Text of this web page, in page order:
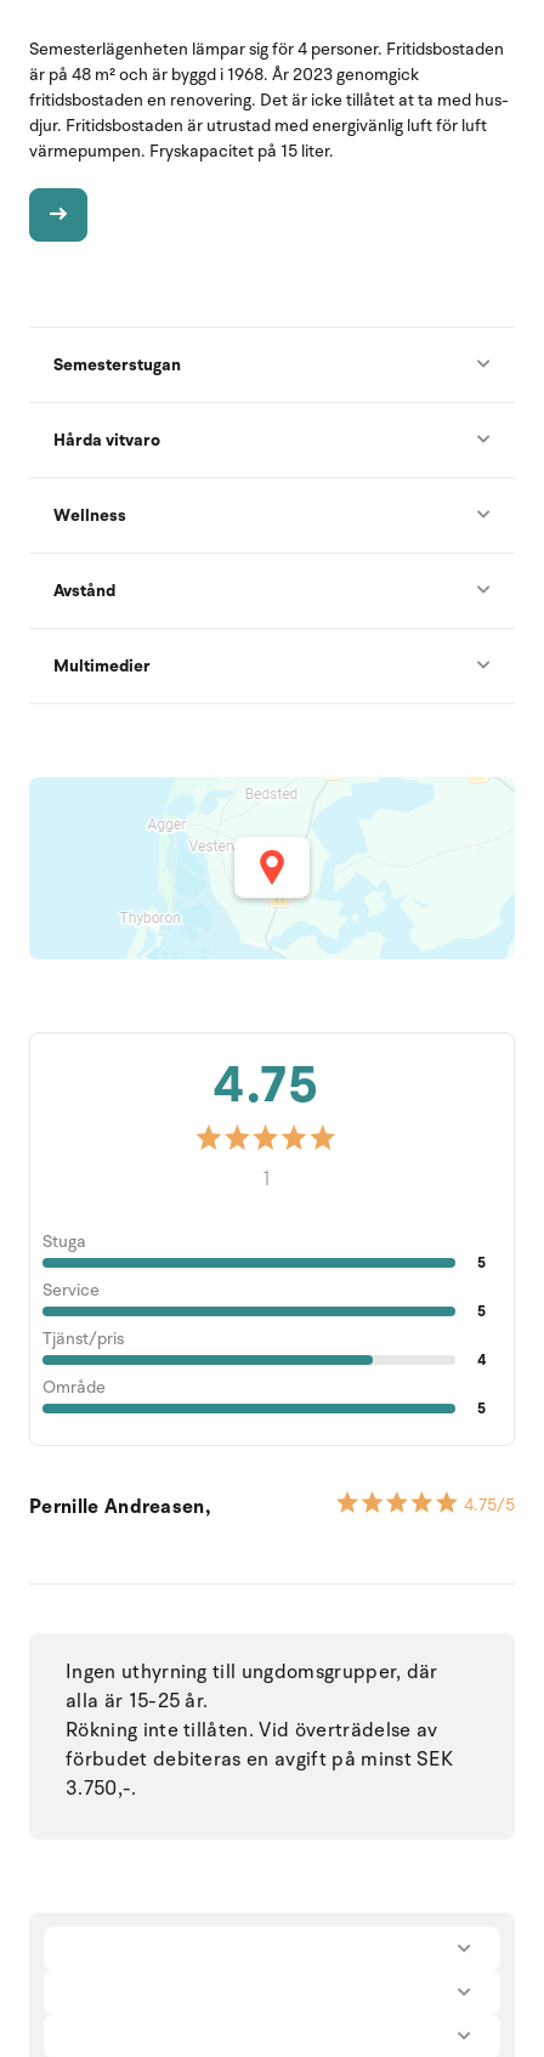
Semesterlägenheten lämpar sig för 4 personer. Fritidsbostaden
är på 48 m² och är byggd i 1968. År 2023 genomgick
fritidsbostaden en renovering. Det är icke tillåtet at ta med hus-
djur. Fritidsbostaden är utrustad med energivänlig luft för luft
värmepumpen. Fryskapacitet på 15 liter.
Semesterstugan
Hårda vitvaro
Wellness
Avstånd
Multimedier
4.75
1
Stuga
5
Service
5
Tjänst/pris
4
Område
5
Pernille Andreasen, 4.75/5
Ingen uthyrning till ungdomsgrupper, där
alla är 15-25 år.
Rökning inte tillåten. Vid överträdelse av
förbudet debiteras en avgift på minst SEK
3.750,-.